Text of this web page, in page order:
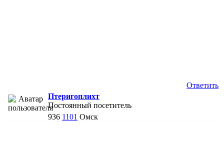
Ответить
Птеригоплихт
Постоянный посетитель
936 1101 Омск